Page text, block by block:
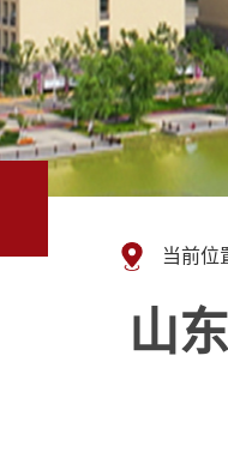
当前位
山